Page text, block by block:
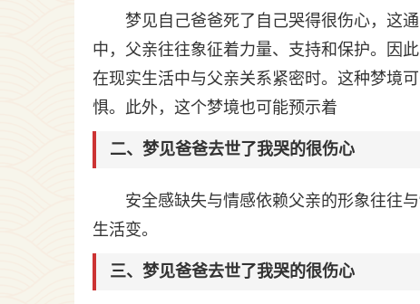
梦见自己爸爸死了自己哭得很伤心，这
中，父亲往往象征着力量、支持和保护。因
在现实生活中与父亲关系紧密时。这种梦境
惧。此外，这个梦境也可能预示着
二、梦见爸爸去世了我哭的很伤心
安全感缺失与情感依赖父亲的形象往往
生活变。
三、梦见爸爸去世了我哭的很伤心